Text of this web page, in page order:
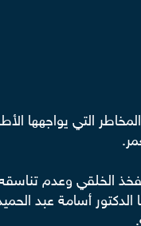
التي يواجهها
الخلقي وعدم
الدكتور أسامة عبد